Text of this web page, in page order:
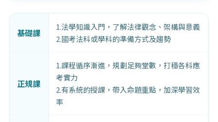
基礎課
1.法學知識入門，了解法律觀念、架構與意義
2.國考法科或學科的準備方式及趨勢
正規課
1.課程循序漸進，規劃足夠堂數，打穩各科應
考實力
2.有系統的授課，帶入命題重點，加深學習效
率